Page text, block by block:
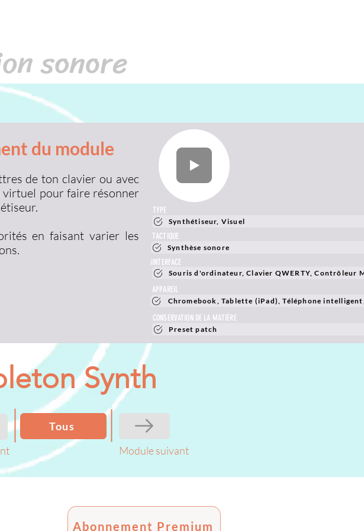
sonore
du module
de ton clavier ou avec
pour faire résonner
en faisant varier les
TYPE
Synthétiseur, Visuel
TACTIQUE
Synthèse sonore
Souris d'ordinateur, Clavier QWERTY, Contrôleur
iINTERFACE
APPAREIL
Chromebook, Tablette (iPad), Téléphone
Preset patch
CONSERVATION DE LA MATIÈRE
Synth
Tous
Module suivant
Abonnement Premium